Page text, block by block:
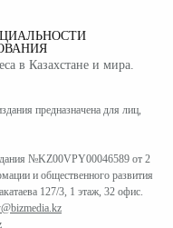
в Казахстане и мира.
предназначена для лиц,
№KZ00VPY00046589 от 2
и общественного развития
127/3, 1 этаж, 32 офис.